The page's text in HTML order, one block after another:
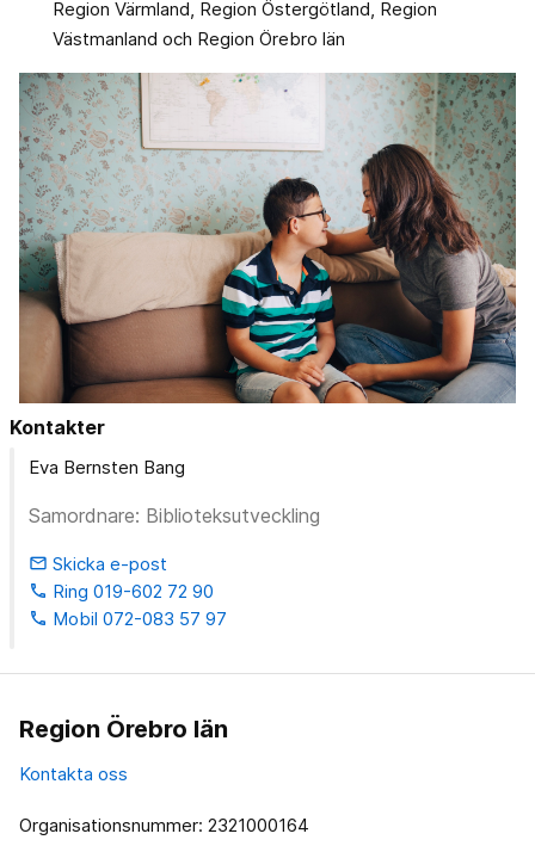
Region Värmland, Region Östergötland, Region
Västmanland och Region Örebro län
Kontakter
Eva Bernsten Bang
Samordnare: Biblioteksutveckling
email Skicka e-post
phone Ring 019-602 72 90
phone Mobil 072-083 57 97
Region Örebro län
Kontakta oss
Organisationsnummer: 2321000164